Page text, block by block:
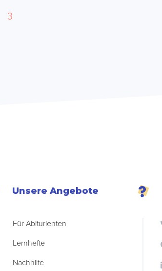
3
Unsere Angebote
Für Abiturienten
Lernhefte
Nachhilfe